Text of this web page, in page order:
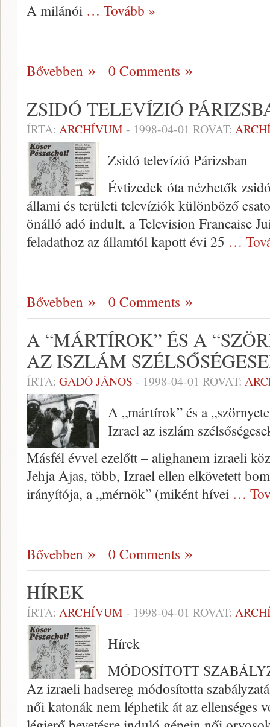
A milánói … Tovább »
Bővebben 0 Comments
ZSIDÓ TELEVÍZIÓ
ÍRTA: ARCHÍVUM - 1998-04-01 ROVAT:
Zsidó televízió Párizsban
Évtizedek óta nézhetők
állami és területi televí­ziók különböző
önálló adó indult, a Television Francaise
feladathoz az államtól kapott évi 25 …
Bővebben 0 Comments
A “MÁRTÍROK” ÉS A
AZ ISZLÁM
ÍRTA: GADÓ JÁNOS - 1998-04-01 ROVAT:
A „mártírok” és a
Izrael az iszlám
Másfél évvel ezelőtt – alighanem izraeli
Jehja Ajas, több, Izrael ellen elkövetett
irányító­ja, a „mérnök” (miként hívei …
Bővebben 0 Comments
HÍREK
ÍRTA: ARCHÍVUM - 1998-04-01 ROVAT:
Hírek
MÓDOSÍTOTT
Az izraeli hadsereg módosította
női katonák nem léphetik át az ellenséges